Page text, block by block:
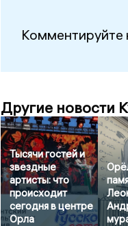
Комментируйте
Другие новости
Тысячи гостей и
звездные
артисты: что
происходит
сегодня в центре
Орла